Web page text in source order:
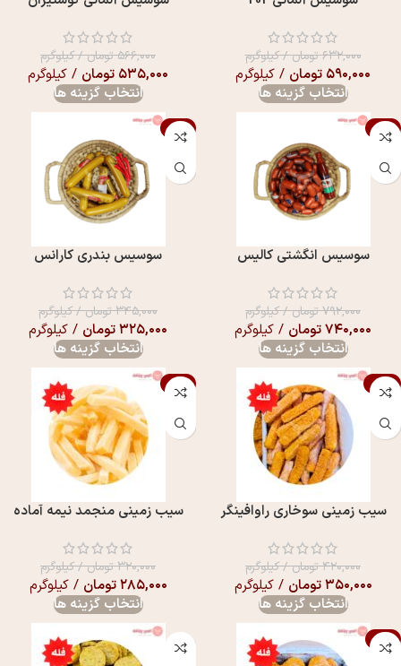
۶۳۲,۰۰۰تومان/ کیلوگرم
۵۹۰,۰۰۰ تومان / کیلوگرم
انتخاب گزینه ها
۵۶۶,۰۰۰تومان/ کیلوگرم
۵۳۵,۰۰۰ تومان / کیلوگرم
انتخاب گزینه ها
-7%
سوسیس انگشتی کالیس
۷۹۲,۰۰۰تومان/ کیلوگرم
۷۴۰,۰۰۰تومان / کیلوگرم
انتخاب گزینه ها
-6%
سوسیس بندری کارانس
۳۴۵,۰۰۰تومان/ کیلوگرم
۳۲۵,۰۰۰تومان / کیلوگرم
انتخاب گزینه ها
-17%
سیب زمینی سوخاری راوافینگر
۴۲۰,۰۰۰تومان/ کیلوگرم
۳۵۰,۰۰۰تومان / کیلوگرم
انتخاب گزینه ها
-11%
سیب زمینی منجمد نیمه آماده
۳۲۰,۰۰۰تومان/ کیلوگرم
۲۸۵,۰۰۰تومان / کیلوگرم
انتخاب گزینه ها
-9%